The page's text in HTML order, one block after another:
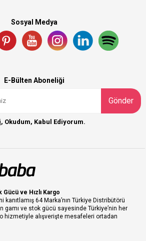
Sosyal Medya
E-Bülten Aboneliği
Gönder
, Okudum, Kabul Ediyorum.
Gücü ve Hızlı Kargo
kanıtlamış 64 Marka’nın Türkiye Distribütörü
gamı ve stok gücü sayesinde Türkiye’nin her
hizmetiyle alışverişte mesafeleri ortadan